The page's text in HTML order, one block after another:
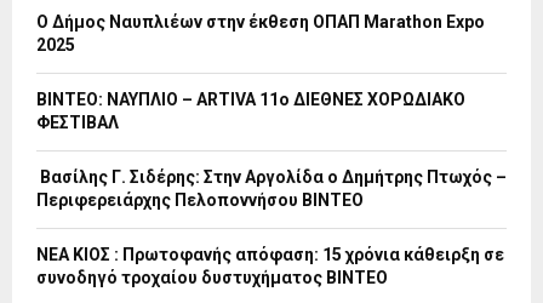
Ο Δήμος Ναυπλιέων στην έκθεση ΟΠΑΠ Marathon Expo
2025
ΒΙΝΤΕΟ: ΝΑΥΠΛΙΟ – ARTIVA 11ο ΔΙΕΘΝΕΣ ΧΟΡΩΔΙΑΚΟ
ΦΕΣΤΙΒΑΛ
Βασίλης Γ. Σιδέρης: Στην Αργολίδα ο Δημήτρης Πτωχός –
Περιφερειάρχης Πελοποννήσου ΒΙΝΤΕΟ
ΝΕΑ ΚΙΟΣ : Πρωτοφανής απόφαση: 15 χρόνια κάθειρξη σε
συνοδηγό τροχαίου δυστυχήματος ΒΙΝΤΕΟ